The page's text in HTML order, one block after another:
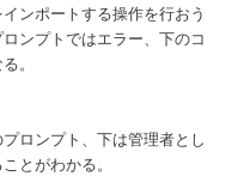
ンポートする操作を行おう
ンプトではエラー、下のコ
。
ロンプト、下は管理者とし
とがわかる。